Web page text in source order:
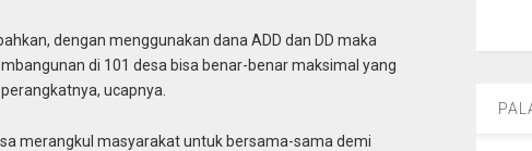
dengan menggunakan dana ADD dan DD maka
di 101 desa bisa benar-benar maksimal yang
ucapnya.
merangkul masyarakat untuk bersama-sama demi